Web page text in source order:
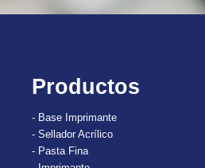
Productos
- Base Imprimante
- Sellador Acrílico
- Pasta Fina